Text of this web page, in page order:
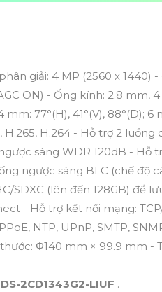
giải: 4 MP (2560 x 1440)
ON) - Ống kính: 2.8 mm,
77°(H), 41°(V), 88°(D); 6
H.265, H.264 - Hỗ trợ 2 luồng
sáng WDR 120dB - Hỗ
ngược sáng BLC (chế độ
SDXC (lên đến 128GB) để
- Hỗ trợ kết nối mạng:
NTP, UPnP, SMTP,
thước: Φ140 mm × 99.9 mm -
DS-2CD1343G2-LIUF .